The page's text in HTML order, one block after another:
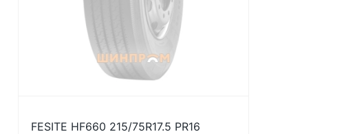
FESITE HF660 215/75R17.5 PR16